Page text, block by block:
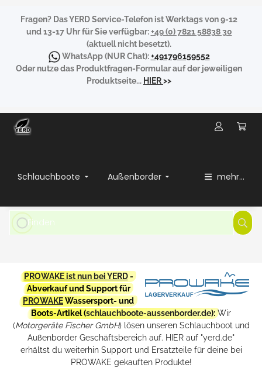
Fragen? Das YERD Service-Telefon ist Werktags von 9-12
und 13-17 Uhr für Sie verfügbar:+49 (0) 7821 58838 30
(aktuell nicht besetzt).
WhatsApp(NUR Chat):+491796159552
Oder nutze das Produktfragen-Formular auf der jeweiligen
Produktseite... HIER>>
Schlauchboote Außenborder mehr...
PROWAKE ist nun bei YERD-
Abverkauf und Support für
PROWAKEWassersport- und
Boots-Artikel (schlauchboote-aussenborder.de): Wir
(Motorgeräte Fischer GmbH) lösen unseren Schlauchboot und
Außenborder Geschäftsbereich auf. HIER auf "yerd.de"
erhältst du weiterhin Support und Ersatzteile für deine bei
PROWAKE gekauften Produkte!